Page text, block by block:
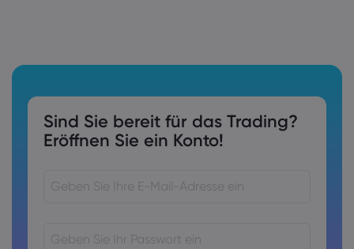
Sind Sie bereit für das Trading?
Eröffnen Sie ein Konto!